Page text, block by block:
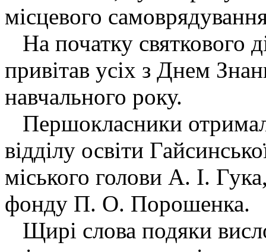
місцевого
На початку святкового
привітав усіх з Днем
навчального року.
Першокласники
відділу освіти
міського голови А. І.
фонду П. О. Порошенка.
Щирі слова подяки